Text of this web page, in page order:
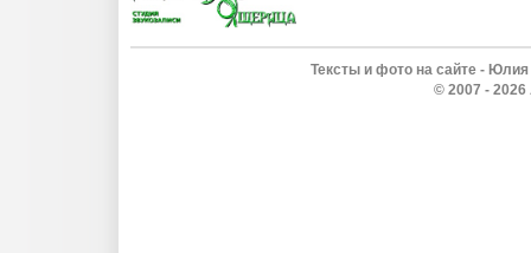
Тексты и фото на сайте - Юлия
© 2007 -